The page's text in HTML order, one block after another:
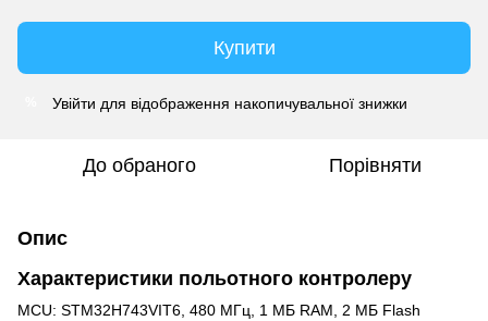
Купити
Увійти для відображення накопичувальної знижки
До обраного Порівняти
Опис
Характеристики польотного контролеру
MCU: STM32H743VIT6, 480 МГц, 1 МБ RAM, 2 МБ Flash